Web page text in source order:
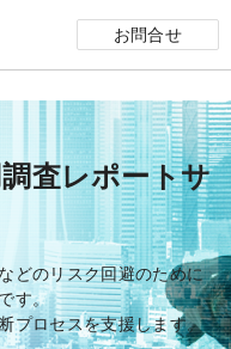
お問合せ
査レポートサ
どのリスク回避のために
す。
プロセスを支援します。